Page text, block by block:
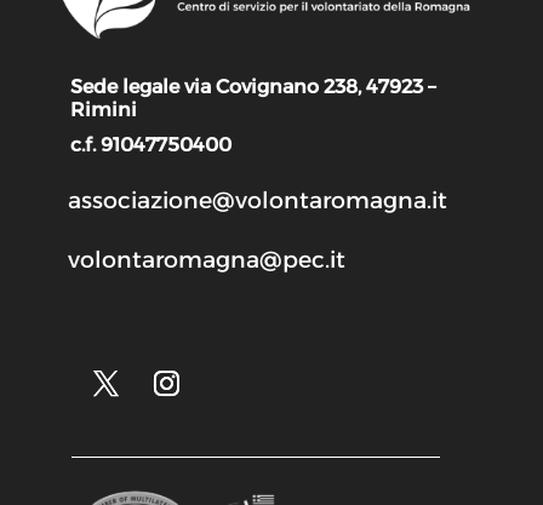
Sede legale via Covignano 238, 47923 –
Rimini
c.f. 91047750400
associazione@volontaromagna.it
volontaromagna@pec.it